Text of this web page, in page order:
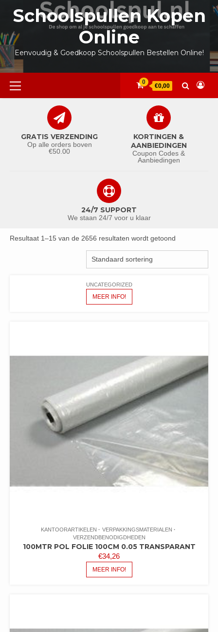
inhoud
Schoolspullen Kopen
Online
Eenvoudig & Goedkoop Schoolspullen Bestellen Online!
Primair
menu
0
€0,00
GRATIS VERZENDING
Op alle orders boven
€50.00
KORTINGEN &
AANBIEDINGEN
Coupon Codes &
Aanbiedingen
24/7 SUPPORT
We staan 24/7 voor u klaar
Resultaat 1–15 van de 2656 resultaten wordt getoond
UNCATEGORIZED
MEER INFO!
KANTOORARTIKELEN
VERPAKKINGSMATERIALEN
VERZENDBENODIGDHEDEN
100MTR POL FOLIE 100CM 0.05 TRANSPARANT
€34,26
MEER INFO!